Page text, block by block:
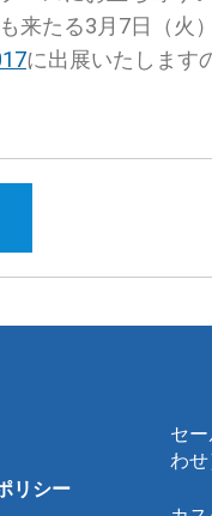
来たる3月7日（火
に出展いたします
リシー
セ
わ